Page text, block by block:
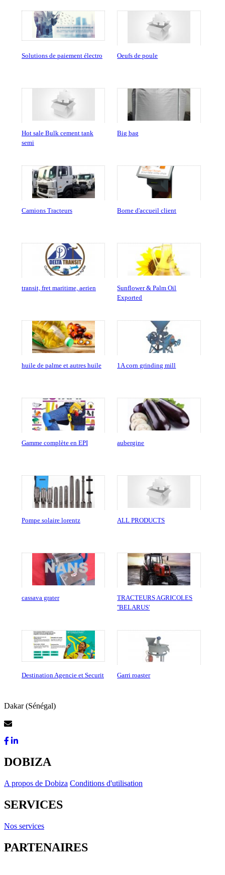
Solutions de paiement électro Oeufs de poule
Hot sale Bulk cement tank
semi
Big bag
Camions Tracteurs Borne d'accueil client
transit, fret maritime, aerien
Sunflower & Palm Oil
Exported
huile de palme et autres huile 1A corn grinding mill
Gamme complète en EPI aubergine
Pompe solaire lorentz ALL PRODUCTS
cassava grater
TRACTEURS AGRICOLES
''BELARUS'
Destination Agencie et Securit Garri roaster
Dakar (Sénégal)
DOBIZA
A propos de Dobiza Conditions d'utilisation
SERVICES
Nos services
PARTENAIRES